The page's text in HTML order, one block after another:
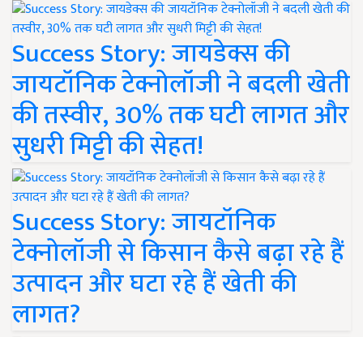
Success Story: जायडेक्स की
जायटॉनिक टेक्नोलॉजी ने बदली खेती
की तस्वीर, 30% तक घटी लागत और
सुधरी मिट्टी की सेहत!
Success Story: जायटॉनिक
टेक्नोलॉजी से किसान कैसे बढ़ा रहे हैं
उत्पादन और घटा रहे हैं खेती की
लागत?